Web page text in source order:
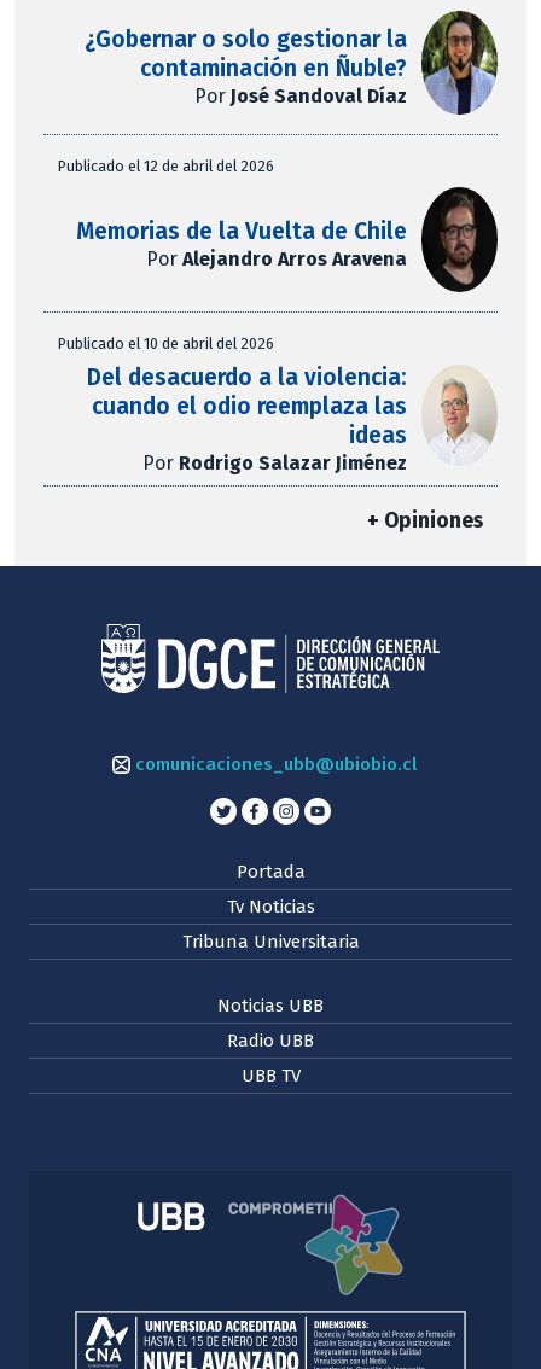
¿Gobernar o solo gestionar la
contaminación en Ñuble?
Por José Sandoval Díaz
Publicado el 12 de abril del 2026
Memorias de la Vuelta de Chile
PorAlejandro Arros Aravena
Publicado el 10 de abril del 2026
Del desacuerdo a la violencia:
cuando el odio reemplaza las
ideas
Por Rodrigo Salazar Jiménez
+ Opiniones
comunicaciones_ubb@ubiobio.cl
Portada
Tv Noticias
Tribuna Universitaria
Noticias UBB
Radio UBB
UBB TV